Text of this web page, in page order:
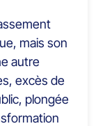
mais son
autre
excès de
plongée